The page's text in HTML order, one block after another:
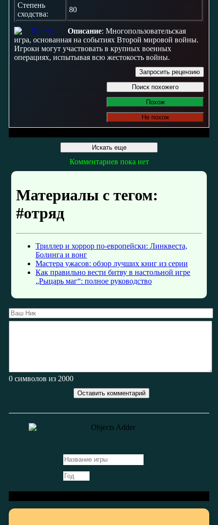
Степень
сходства:
80
Описание: Многопользовательская
игра, основанная на событиях Второй мировой войны.
Игроки могут участвовать в крупных военных
операциях, испытывая всю жестокость войны.
Запросить рецензию
Поиск похожего
Похож
Не похож
Искать еще
Комментариев пока нет
Материалы с тегом:
#отряд
Триллер и хоррор по-европейски: Линквеста,
Болинга и вонг
Мастера ужасов: обзор лучших книг из серии
Как правильно вести битву в настольной игре
„Рыцарь маг“: полное руководство
0 символов из 2000
Оставить комментарий